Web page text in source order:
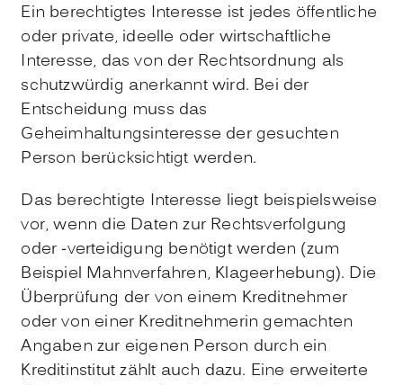
Ein berechtigtes Interesse ist jedes öffentliche
oder private, ideelle oder wirtschaftliche
Interesse, das von der Rechtsordnung als
schutzwürdig anerkannt wird. Bei der
Entscheidung muss das
Geheimhaltungsinteresse der gesuchten
Person berücksichtigt werden.
Das berechtigte Interesse liegt beispielsweise
vor, wenn die Daten zur Rechtsverfolgung
oder -verteidigung benötigt werden (zum
Beispiel Mahnverfahren, Klageerhebung). Die
Überprüfung der von einem Kreditnehmer
oder von einer Kreditnehmerin gemachten
Angaben zur eigenen Person durch ein
Kreditinstitut zählt auch dazu. Eine erweiterte